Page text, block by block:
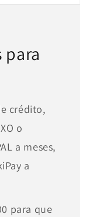
crédito,
o
a meses,
a
para que